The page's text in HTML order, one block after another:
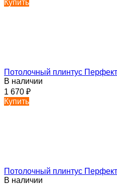
Купить
Потолочный плинтус
В наличии
1 670 ₽
Купить
Потолочный плинтус
В наличии